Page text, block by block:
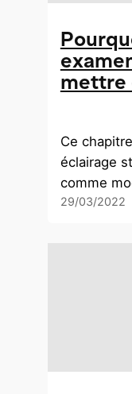
mettre
Ce
éclairage
comme
29/03/2022